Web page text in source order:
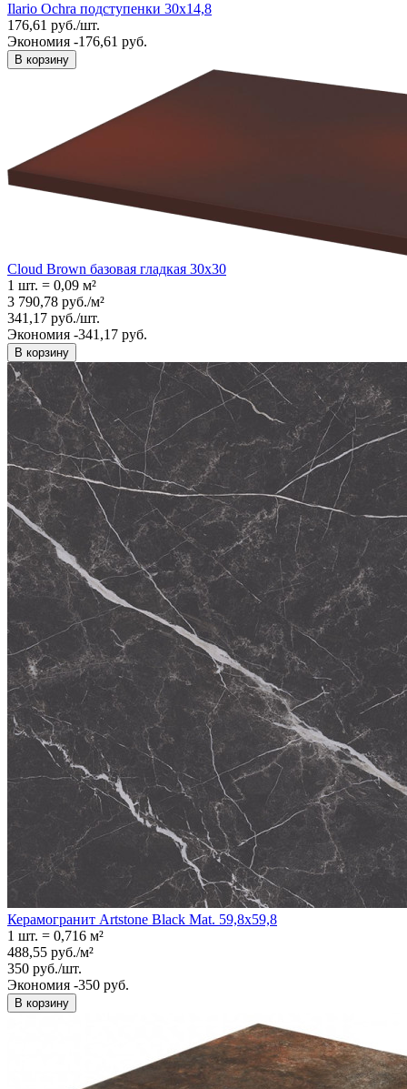
Ilario Ochra подступенки 30х14,8
176,61 руб./шт.
Экономия -176,61 руб.
В корзину
Cloud Brown базовая гладкая 30x30
1 шт. = 0,09 м²
3 790,78 руб./м²
341,17 руб./шт.
Экономия -341,17 руб.
В корзину
Керамогранит Artstone Black Mat. 59,8x59,8
1 шт. = 0,716 м²
488,55 руб./м²
350 руб./шт.
Экономия -350 руб.
В корзину